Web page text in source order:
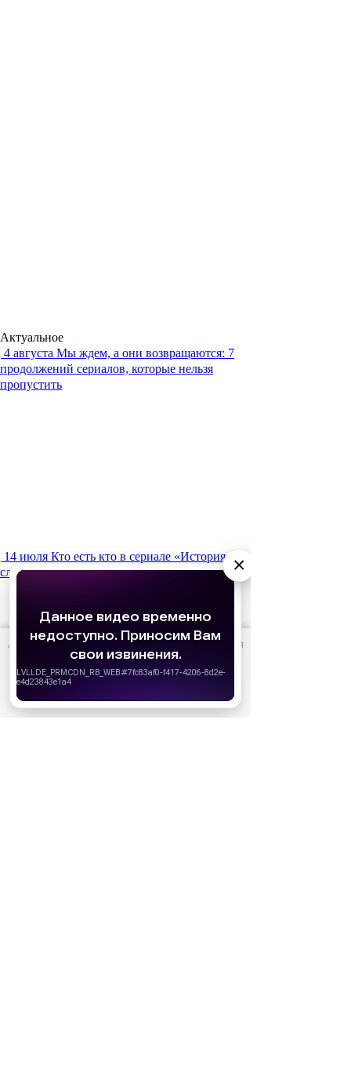
АО «Издательство СЕМЬ ДНЕЙ»
для
персонализации сервисов и удобства пользователей.
своего браузера.
Актуальное
4 августа Мы ждем, а они возвращаются: 7
продолжений сериалов, которые нельзя
пропустить
14 июля Кто есть кто в сериале «История его
служанки»: список актеров и их персонажей
×